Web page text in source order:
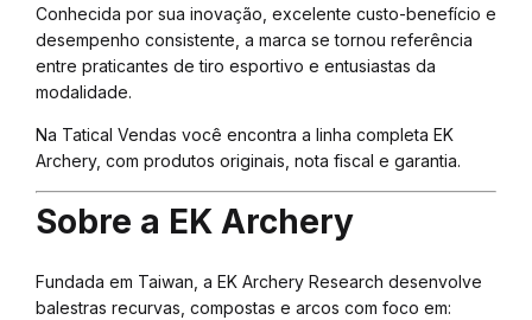
Conhecida por sua inovação, excelente custo-benefício e
desempenho consistente, a marca se tornou referência
entre praticantes de tiro esportivo e entusiastas da
modalidade.
Na Tatical Vendas você encontra a linha completa EK
Archery, com produtos originais, nota fiscal e garantia.
Sobre a EK Archery
Fundada em Taiwan, a EK Archery Research desenvolve
balestras recurvas, compostas e arcos com foco em: